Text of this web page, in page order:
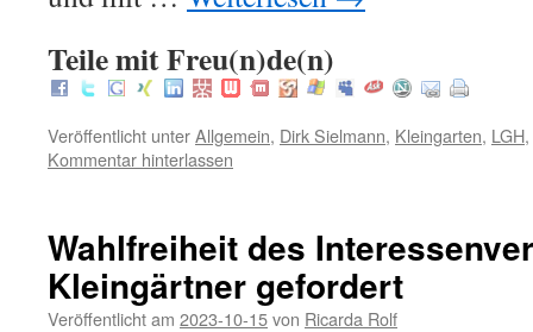
Teile mit Freu(n)de(n)
Veröffentlicht unterAllgemein, Dirk Sielmann, Kleingarten, LGH,
Kommentar hinterlassen
Wahlfreiheit des
Kleingärtner gefordert
Veröffentlicht am 2023-10-15von Ricarda Rolf